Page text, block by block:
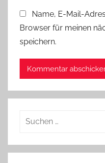
Name, E-Mail-
Browser für meinen
speichern.
Suchen